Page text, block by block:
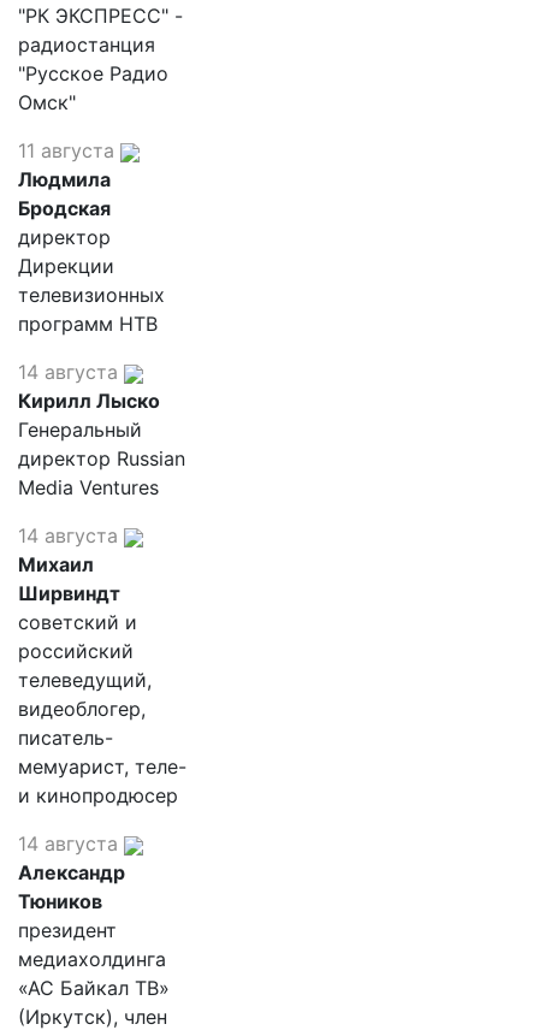
"РК ЭКСПРЕСС" -
радиостанция
"Русское Радио
Омск"
11 августа
Людмила
Бродская
директор
Дирекции
телевизионных
программ НТВ
14 августа
Кирилл Лыско
Генеральный
директор Russian
Media Ventures
14 августа
Михаил
Ширвиндт
советский и
российский
телеведущий,
видеоблогер,
писатель-
мемуарист, теле-
и кинопродюсер
14 августа
Александр
Тюников
президент
медиахолдинга
«АС Байкал ТВ»
(Иркутск), член